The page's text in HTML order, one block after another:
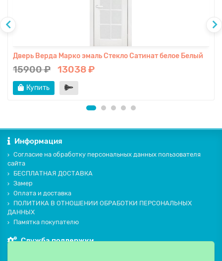
Дверь Верда Марко эмаль Стекло Сатинат белое Белый
15900 ₽ 13038 ₽
Купить
Информация
Согласие на обработку персональных данных пользователя
сайта
БЕСПЛАТНАЯ ДОСТАВКА
Замер
Оплата и доставка
ПОЛИТИКА В ОТНОШЕНИИ ОБРАБОТКИ ПЕРСОНАЛЬНЫХ
ДАННЫХ
Памятка покупателю
Служба поддержки